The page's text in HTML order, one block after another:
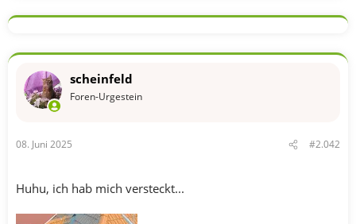
scheinfeld
Foren-Urgestein
08. Juni 2025 #2.042
Huhu, ich hab mich versteckt...